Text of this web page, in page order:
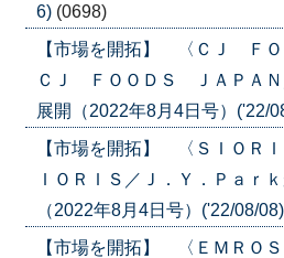
6) (0698)
【市場を開拓】 〈ＣＪ Ｆ
ＣＪ ＦＯＯＤＳ ＪＡＰＡＮ
展開（2022年8月4日号）('22/
【市場を開拓】 〈ＳＩＯＲ
ＩＯＲＩＳ／Ｊ．Ｙ．Ｐａｒ
（2022年8月4日号）('22/08/08)
【市場を開拓】 〈ＥＭＲＯ